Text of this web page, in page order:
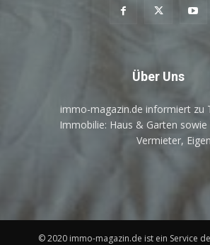
Über Uns
immo-magazin.de informiert zu
Immobilie: Haus & Garten
Vermieter,
© 2020 immo-magazin.de ist ein Service